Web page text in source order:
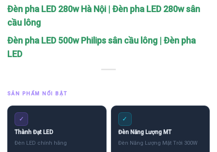
Đèn pha LED 280w Hà Nội | Đèn pha LED 280w sân
cầu lông
Đèn pha LED 500w Philips sân cầu lông | Đèn pha
LED
SẢN PHẨM NỔI BẬT
✓
Thành Đạt LED
Đèn LED chính hãng
✓
Đèn Năng Lượng MT
Đèn Năng Lượng Mặt Trời 300W